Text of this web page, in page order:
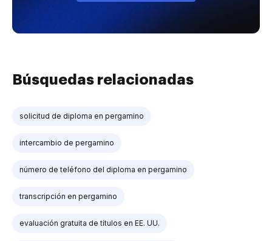
Búsquedas relacionadas
solicitud de diploma en pergamino
intercambio de pergamino
número de teléfono del diploma en pergamino
transcripción en pergamino
evaluación gratuita de títulos en EE. UU.